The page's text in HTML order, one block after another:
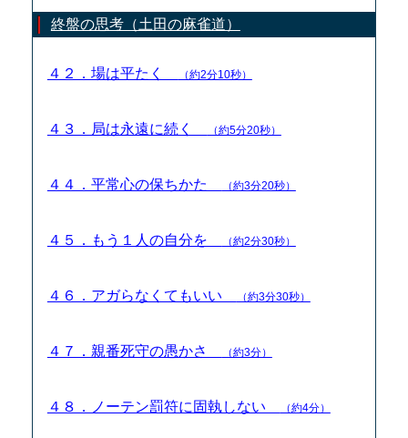
終盤の思考（土田の麻雀道）
４２．場は平たく （約2分10秒）
４３．局は永遠に続く （約5分20秒）
４４．平常心の保ちかた （約3分20秒）
４５．もう１人の自分を （約2分30秒）
４６．アガらなくてもいい （約3分30秒）
４７．親番死守の愚かさ （約3分）
４８．ノーテン罰符に固執しない （約4分）